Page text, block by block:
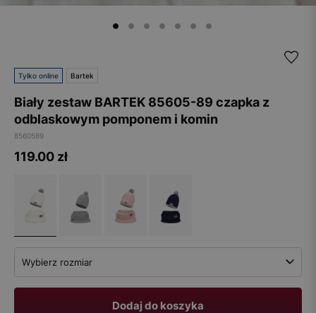
Tylko online Bartek
Biały zestaw BARTEK 85605-89 czapka z
odblaskowym pomponem i komin
8560589
119.00 zł
Wybierz rozmiar
Dodaj do koszyka